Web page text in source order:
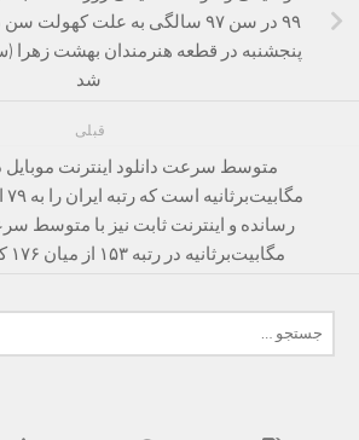
۹۹ در سن ۹۷ سالگی به علت
پنجشنبه در قطعه هنرمندان بهشت زهرا
شد
قبلی
مگابیت‌برثانیه در رتبه ۱۵۳ از میان ۱۷۶ کشور قرار دارد.
برای: